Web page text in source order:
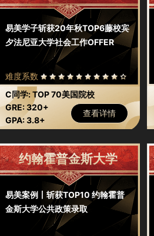
易美学子斩获20年秋TOP6藤校宾
夕法尼亚大学社会工作OFFER
难度系数
C同学: TOP 70美国院校
GRE: 320+
GPA: 3.8+
查看详情
约翰霍普金斯大学
易美案例丨斩获TOP10 约翰霍普
金斯大学公共政策录取